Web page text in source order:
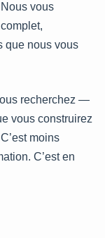
vous
que nous vous
recherchez —
vous construirez
moins
C’est en